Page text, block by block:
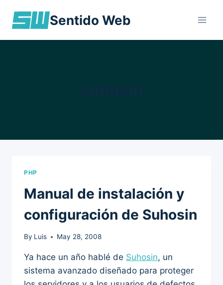
Sentido Web
PHP
Manual de instalación y
configuración de Suhosin
By Luis May 28, 2008
Ya hace un año hablé de Suhosin, un
sistema avanzado diseñado para proteger